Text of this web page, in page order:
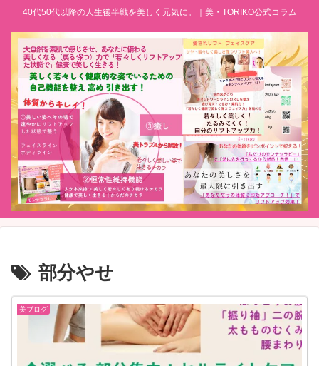
40代50代以降の人生後半戦を美しく元気に。｜美・TORIKO公式コラム
部分やせ
美ブログ